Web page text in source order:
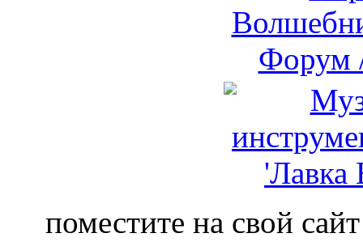
поместите на свой